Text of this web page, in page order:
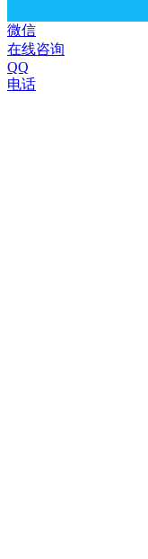
微信
在线咨询
QQ
电话